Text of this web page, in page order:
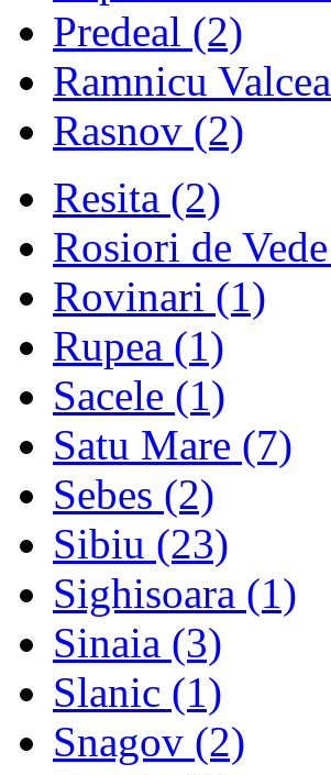
Predeal (2)
Ramnicu Valcea
Rasnov (2)
Resita (2)
Rosiori de Vede
Rovinari (1)
Rupea (1)
Sacele (1)
Satu Mare (7)
Sebes (2)
Sibiu (23)
Sighisoara (1)
Sinaia (3)
Slanic (1)
Snagov (2)